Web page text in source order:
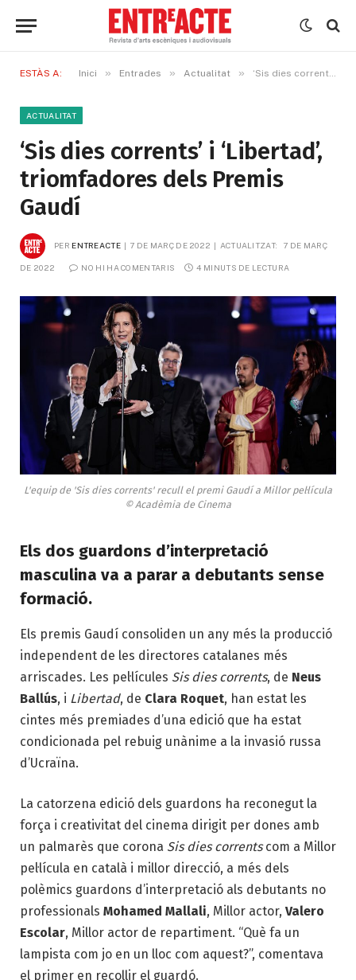
ESTÀS A: Inici » Entrades » Actualitat » ‘Sis dies corrents’ i ‘Libertad’, triomfadores dels Premis Gaudí
ACTUALITAT
‘Sis dies corrents’ i ‘Libertad’,
triomfadores dels Premis
Gaudí
PER ENTREACTE 7 DE MARÇ DE 2022 ACTUALITZAT: 7 DE MARÇ
DE 2022 NO HI HA COMENTARIS 4 MINUTS DE LECTURA
L'equip de 'Sis dies corrents' recull el premi Gaudí a Millor pel·lícula
© Acadèmia de Cinema
Els dos guardons d’interpretació
masculina va a parar a debutants sense
formació.
Els premis Gaudí consoliden un any més la producció
independent de les directores catalanes més
arriscades. Les pel·lícules Sis dies corrents, de Neus
Ballús, i Libertad, de Clara Roquet, han estat les
cintes més premiades d’una edició que ha estat
condicionada pel rebuig unànime a la invasió russa
d’Ucraïna.
La catorzena edició dels guardons ha reconegut la
força i creativitat del cinema dirigit per dones amb
un palmarès que corona Sis dies correntscom a Millor
pel·lícula en català i millor direcció, a més dels
polèmics guardons d’interpretació als debutants no
professionals Mohamed Mallali, Millor actor, Valero
Escolar, Millor actor de repartiment. “Què fa un
lampista com jo en un lloc com aquest?”, comentava
el primer en recollir el guardó.